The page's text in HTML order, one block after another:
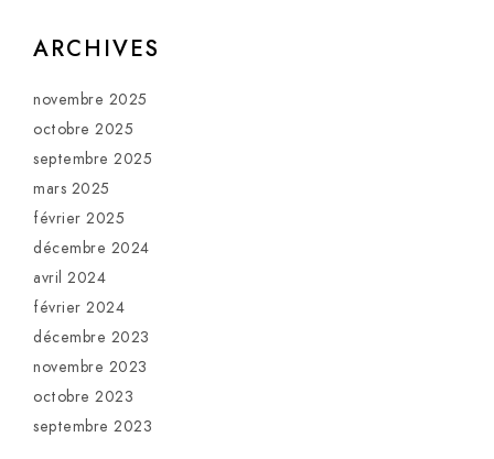
ARCHIVES
novembre 2025
octobre 2025
septembre 2025
mars 2025
février 2025
décembre 2024
avril 2024
février 2024
décembre 2023
novembre 2023
octobre 2023
septembre 2023